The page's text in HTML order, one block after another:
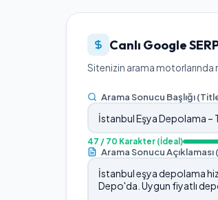
Canlı Google
Sitenizin arama motorlarında
Arama Sonucu Başlığı
47 / 70 Karakter (İdeal)
Arama Sonucu